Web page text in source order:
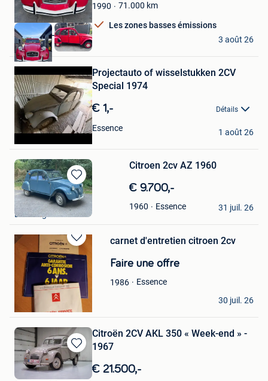
1990 71.000 km
Les zones basses émissions
GL CAR CLEANING
Lommel
3 août 26
Sauvegarder
Mes
Favoris
Projectauto of wisselstukken 2CV
Special 1974
€ 1,- Détails
Essence
phille
1 août 26
Sauvegarder
dans
Mes
Favoris
Citroen 2cv AZ 1960
€ 9.700,-
1960 Essence
JJOS
Bassenge
31 juil. 26
Sauvegarder
dans
Mes
Favoris
carnet d'entretien citroen 2cv
Faire une offre
1986
Essence
lucas
Havay
30 juil. 26
Sauvegarder
dans
Citroën 2CV AKL 350 « Week-end » -
1967
€ 21.500,-